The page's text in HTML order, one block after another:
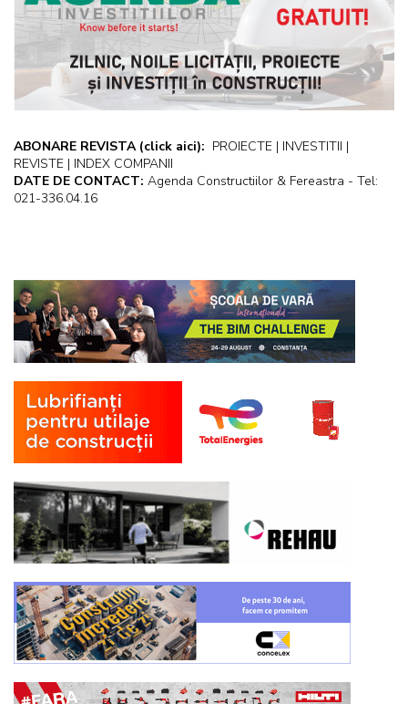
ABONARE REVISTA (click aici): PROIECTE | INVESTITII |
REVISTE | INDEX COMPANII
DATE DE CONTACT: Agenda Constructiilor & Fereastra - Tel:
021-336.04.16